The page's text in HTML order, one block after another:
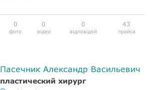
0
фото
0
відео
0
відповідей
43
прайса
Пасечник Александр Васильевич
пластический хирург